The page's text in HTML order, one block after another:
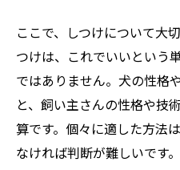
ここで、しつけについて大
つけは、これでいいという
ではありません。犬の性格
と、飼い主さんの性格や技
算です。個々に適した方法
なければ判断が難しいです。